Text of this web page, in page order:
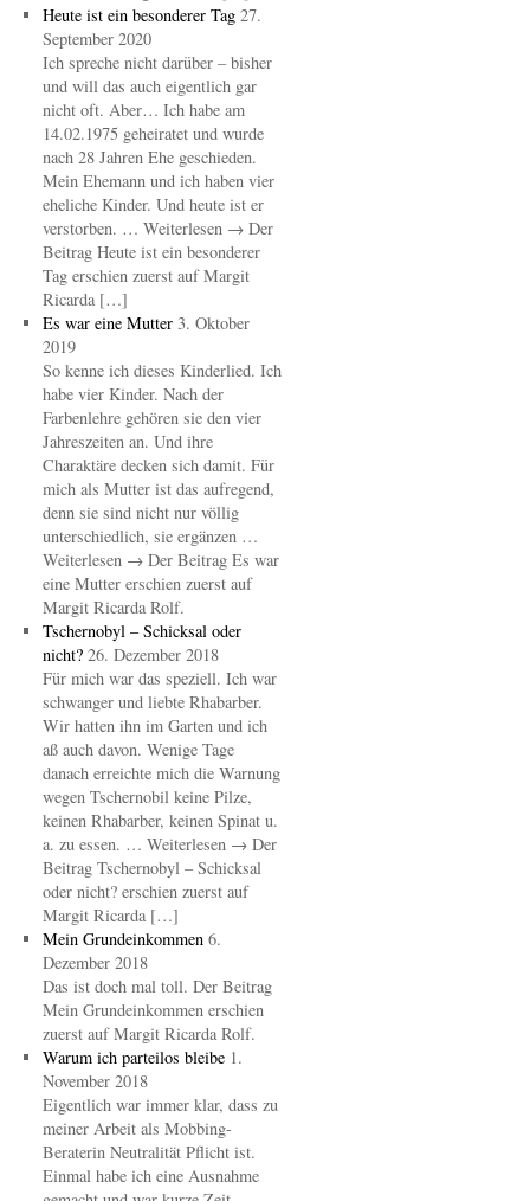
Heute ist ein besonderer Tag 27.
September 2020
Ich spreche nicht darüber – bisher
und will das auch eigentlich gar
nicht oft. Aber… Ich habe am
14.02.1975 geheiratet und wurde
nach 28 Jahren Ehe geschieden.
Mein Ehemann und ich haben vier
eheliche Kinder. Und heute ist er
verstorben. … Weiterlesen → Der
Beitrag Heute ist ein besonderer
Tag erschien zuerst auf Margit
Ricarda […]
Es war eine Mutter 3. Oktober
2019
So kenne ich dieses Kinderlied. Ich
habe vier Kinder. Nach der
Farbenlehre gehören sie den vier
Jahreszeiten an. Und ihre
Charaktäre decken sich damit. Für
mich als Mutter ist das aufregend,
denn sie sind nicht nur völlig
unterschiedlich, sie ergänzen …
Weiterlesen → Der Beitrag Es war
eine Mutter erschien zuerst auf
Margit Ricarda Rolf.
Tschernobyl – Schicksal oder
nicht? 26. Dezember 2018
Für mich war das speziell. Ich war
schwanger und liebte Rhabarber.
Wir hatten ihn im Garten und ich
aß auch davon. Wenige Tage
danach erreichte mich die Warnung
wegen Tschernobil keine Pilze,
keinen Rhabarber, keinen Spinat u.
a. zu essen. … Weiterlesen → Der
Beitrag Tschernobyl – Schicksal
oder nicht? erschien zuerst auf
Margit Ricarda […]
Mein Grundeinkommen 6.
Dezember 2018
Das ist doch mal toll. Der Beitrag
Mein Grundeinkommen erschien
zuerst auf Margit Ricarda Rolf.
Warum ich parteilos bleibe 1.
November 2018
Eigentlich war immer klar, dass zu
meiner Arbeit als Mobbing-
Beraterin Neutralität Pflicht ist.
Einmal habe ich eine Ausnahme